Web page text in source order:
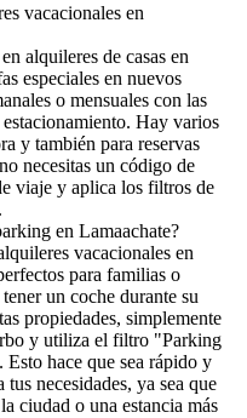
vacacionales en
alquileres de casas en
especiales en nuevos
o mensuales con las
Hay varios
y también para reservas
necesitas un código de
viaje y aplica los filtros de
en Lamaachate?
vacacionales en
para familias o
un coche durante su
propiedades, simplemente
y utiliza el filtro "Parking
hace que sea rápido y
necesidades, ya sea que
ciudad o una estancia más